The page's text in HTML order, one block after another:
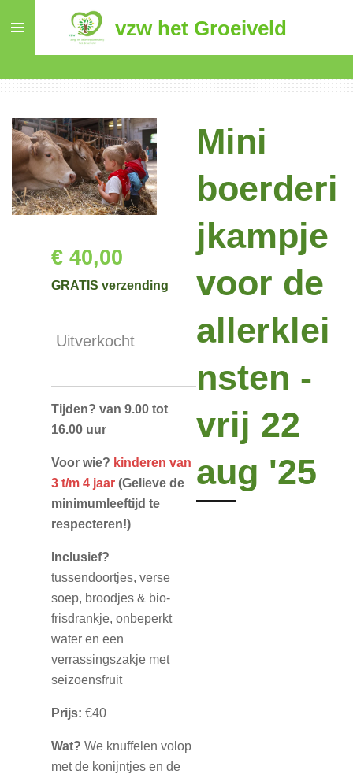
de
vzw het Groeiveld
Mini
boerderi
jkampje
voor de
allerklei
nsten -
vrij 22
aug '25
€ 40,00
GRATIS verzending
Uitverkocht
Tijden? van 9.00 tot
16.00 uur
Voor wie? kinderen van
3 t/m 4 jaar (Gelieve de
minimumleeftijd te
respecteren!)
Inclusief?
tussendoortjes, verse
soep, broodjes & bio-
frisdrankje, onbeperkt
water en een
verrassingszakje met
seizoensfruit
Prijs: €40
Wat? We knuffelen volop
met de konijntjes en de